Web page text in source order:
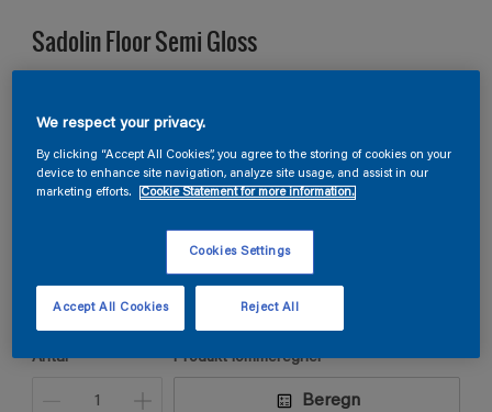
Sadolin Floor Semi Gloss
S 1060-G10Y
Antal Produkt lommeregner
Beregn
We respect your privacy.
By clicking “Accept All Cookies”, you agree to the storing of cookies on your
device to enhance site navigation, analyze site usage, and assist in our
marketing efforts.
Cookie Statement for more information.
Cookies Settings
Reject All
Accept All Cookies